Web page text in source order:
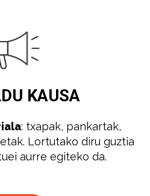
KAUSA
: txapak, pankartak,
Lortutako diru guztia
aurre egiteko da.